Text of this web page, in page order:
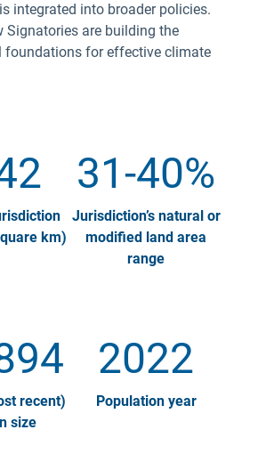
integrated into broader policies.
Signatories are building the
foundations for effective climate
km)
31-40%
Jurisdiction’s natural or
modified land area
range
recent)
size
2022
Population year